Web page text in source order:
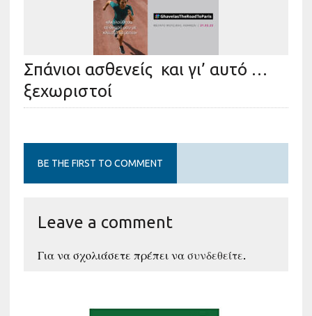
Σπάνιοι ασθενείς και γι’ αυτό …
ξεχωριστοί
BE THE FIRST TO COMMENT
Leave a comment
Για να σχολιάσετε πρέπει νασυνδεθείτε.